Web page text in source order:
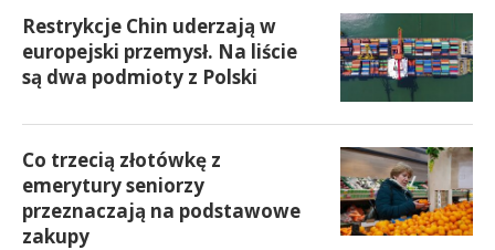
Restrykcje Chin uderzają w
europejski przemysł. Na liście
są dwa podmioty z Polski
Co trzecią złotówkę z
emerytury seniorzy
przeznaczają na podstawowe
zakupy